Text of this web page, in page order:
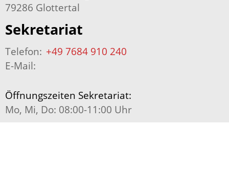
79286 Glottertal
Sekretariat
Telefon: +49 7684 910 240
E-Mail:
Öffnungszeiten Sekretariat:
Mo, Mi, Do: 08:00-11:00 Uhr